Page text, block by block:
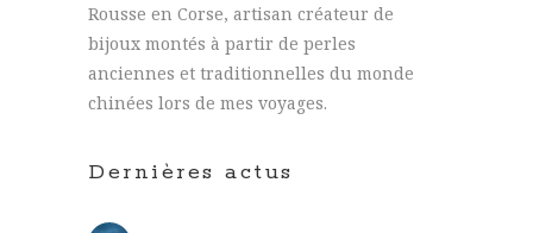
Rousse en Corse, artisan créateur de
bijoux montés à partir de perles
anciennes et traditionnelles du monde
chinées lors de mes voyages.
Dernières actus